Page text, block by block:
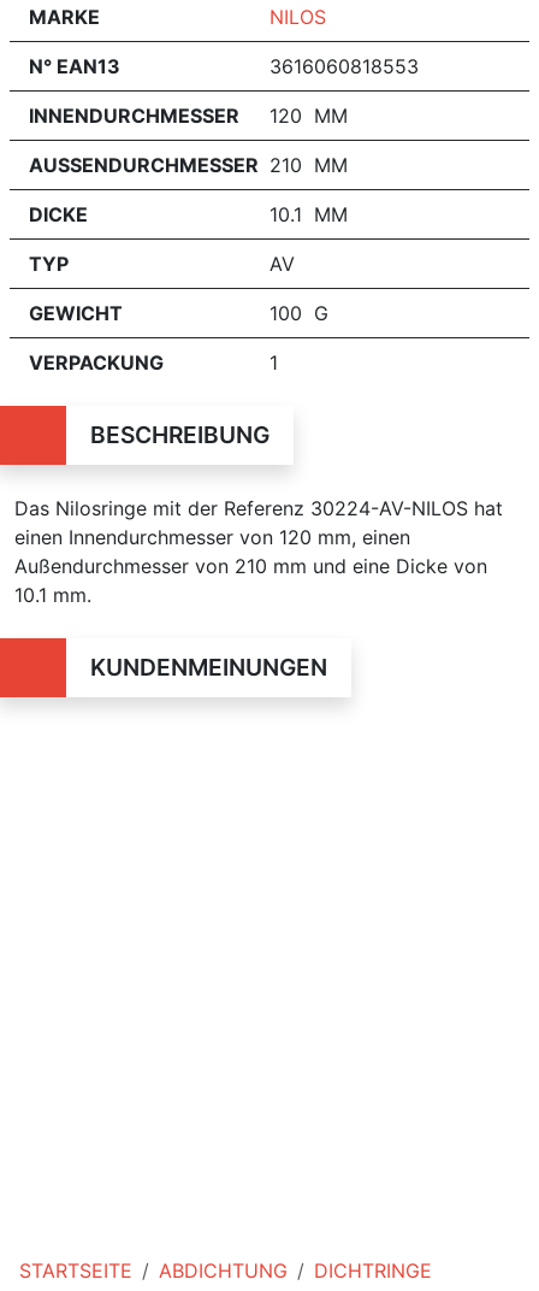
STARTSEITE ABDICHTUNG
DICHTRINGE
MARKE NILOS
N° EAN13 3616060818553
INNENDURCHMESSER 120 MM
AUSSENDURCHMESSER 210 MM
DICKE 10.1 MM
TYP AV
GEWICHT 100 G
VERPACKUNG 1
BESCHREIBUNG
Das Nilosringe mit der Referenz 30224-AV-NILOS hat
einen Innendurchmesser von 120 mm, einen
Außendurchmesser von 210 mm und eine Dicke von
10.1 mm.
KUNDENMEINUNGEN